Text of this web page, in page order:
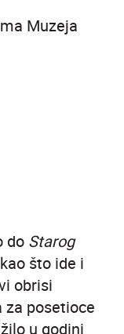
do Starog
što ide i
obrisi
za posetioce
u godini